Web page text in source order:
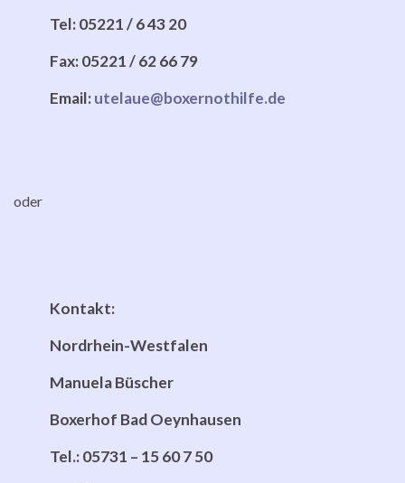
Tel: 05221 / 6 43 20
Fax: 05221 / 62 66 79
Email:utelaue@boxernothilfe.de
oder
Kontakt:
Nordrhein-Westfalen
Manuela Büscher
Boxerhof Bad Oeynhausen
Tel.: 05731 – 15 60 7 50